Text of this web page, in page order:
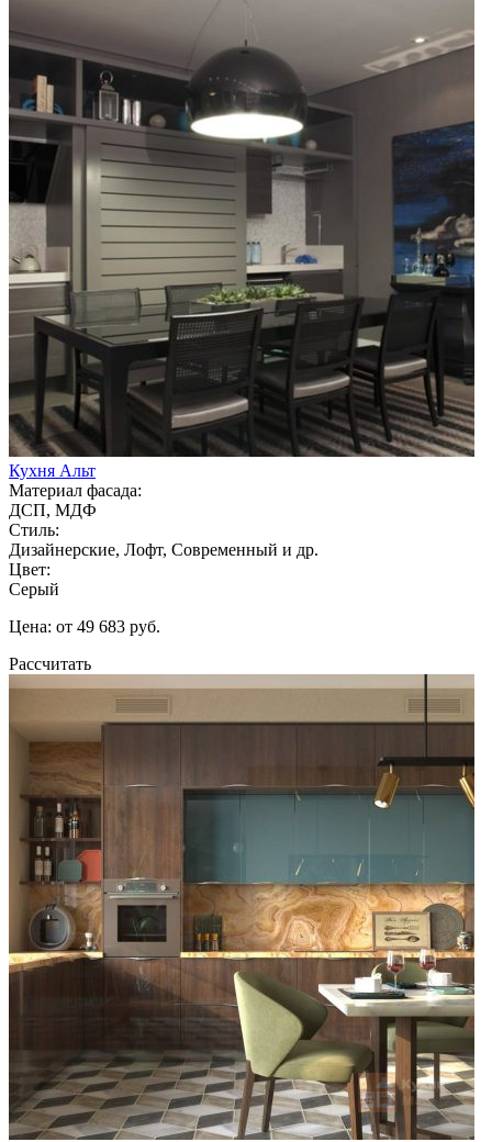
Кухня Альт
Материал фасада:
ДСП, МДФ
Стиль:
Дизайнерские, Лофт, Современный и др.
Цвет:
Серый
Цена: от 49 683 руб.
Рассчитать